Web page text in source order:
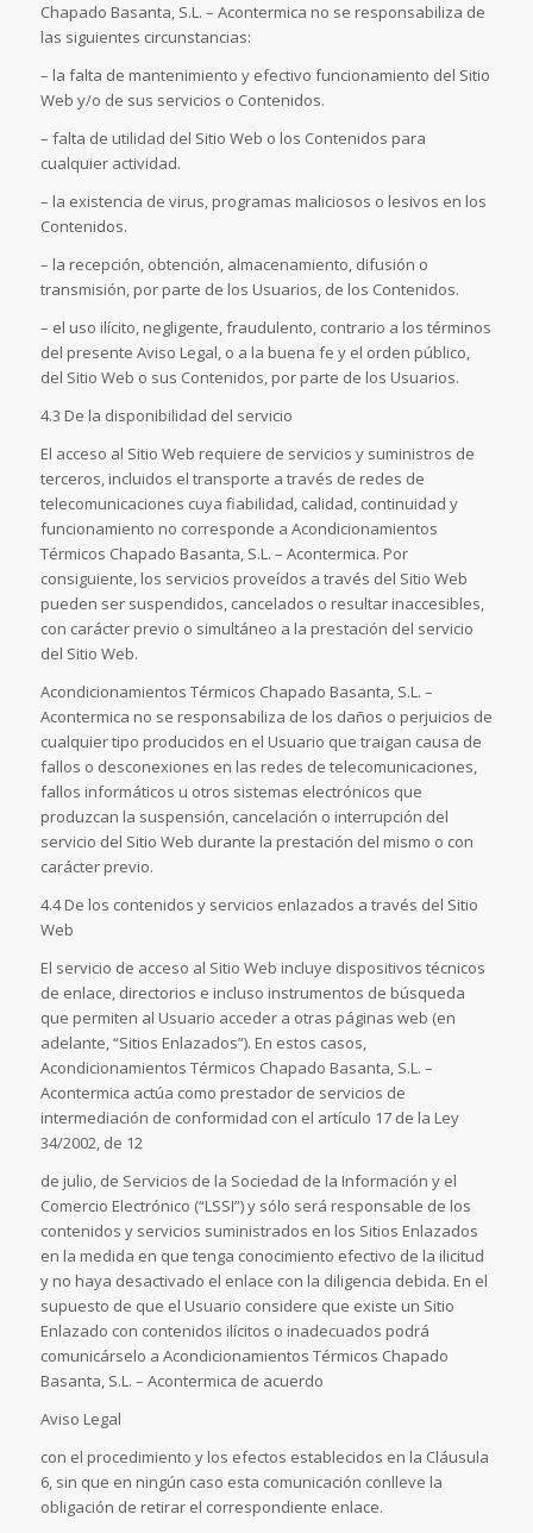
Chapado Basanta, S.L. – Acontermica no se responsabiliza de
las siguientes circunstancias:
– la falta de mantenimiento y efectivo funcionamiento del Sitio
Web y/o de sus servicios o Contenidos.
– falta de utilidad del Sitio Web o los Contenidos para
cualquier actividad.
– la existencia de virus, programas maliciosos o lesivos en los
Contenidos.
– la recepción, obtención, almacenamiento, difusión o
transmisión, por parte de los Usuarios, de los Contenidos.
– el uso ilícito, negligente, fraudulento, contrario a los términos
del presente Aviso Legal, o a la buena fe y el orden público,
del Sitio Web o sus Contenidos, por parte de los Usuarios.
4.3 De la disponibilidad del servicio
El acceso al Sitio Web requiere de servicios y suministros de
terceros, incluidos el transporte a través de redes de
telecomunicaciones cuya fiabilidad, calidad, continuidad y
funcionamiento no corresponde a Acondicionamientos
Térmicos Chapado Basanta, S.L. – Acontermica. Por
consiguiente, los servicios proveídos a través del Sitio Web
pueden ser suspendidos, cancelados o resultar inaccesibles,
con carácter previo o simultáneo a la prestación del servicio
del Sitio Web.
Acondicionamientos Térmicos Chapado Basanta, S.L. –
Acontermica no se responsabiliza de los daños o perjuicios de
cualquier tipo producidos en el Usuario que traigan causa de
fallos o desconexiones en las redes de telecomunicaciones,
fallos informáticos u otros sistemas electrónicos que
produzcan la suspensión, cancelación o interrupción del
servicio del Sitio Web durante la prestación del mismo o con
carácter previo.
4.4 De los contenidos y servicios enlazados a través del Sitio
Web
El servicio de acceso al Sitio Web incluye dispositivos técnicos
de enlace, directorios e incluso instrumentos de búsqueda
que permiten al Usuario acceder a otras páginas web (en
adelante, “Sitios Enlazados”). En estos casos,
Acondicionamientos Térmicos Chapado Basanta, S.L. –
Acontermica actúa como prestador de servicios de
intermediación de conformidad con el artículo 17 de la Ley
34/2002, de 12
de julio, de Servicios de la Sociedad de la Información y el
Comercio Electrónico (“LSSI”) y sólo será responsable de los
contenidos y servicios suministrados en los Sitios Enlazados
en la medida en que tenga conocimiento efectivo de la ilicitud
y no haya desactivado el enlace con la diligencia debida. En el
supuesto de que el Usuario considere que existe un Sitio
Enlazado con contenidos ilícitos o inadecuados podrá
comunicárselo a Acondicionamientos Térmicos Chapado
Basanta, S.L. – Acontermica de acuerdo
Aviso Legal
con el procedimiento y los efectos establecidos en la Cláusula
6, sin que en ningún caso esta comunicación conlleve la
obligación de retirar el correspondiente enlace.